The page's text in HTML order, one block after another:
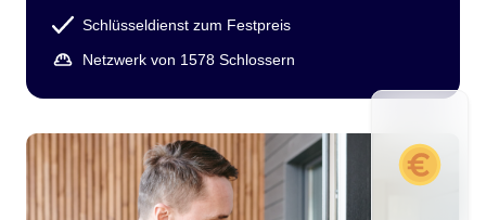
Schlüsseldienst zum Festpreis
Netzwerk von 1578 Schlossern